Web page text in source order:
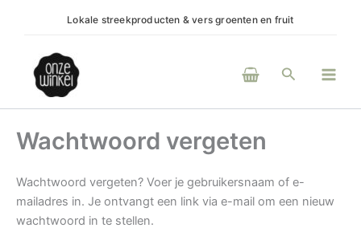
inhoud
Lokale streekproducten & vers groenten en fruit
Zoeken
Wachtwoord vergeten
Wachtwoord vergeten? Voer je gebruikersnaam of e-
mailadres in. Je ontvangt een link via e-mail om een nieuw
wachtwoord in te stellen.